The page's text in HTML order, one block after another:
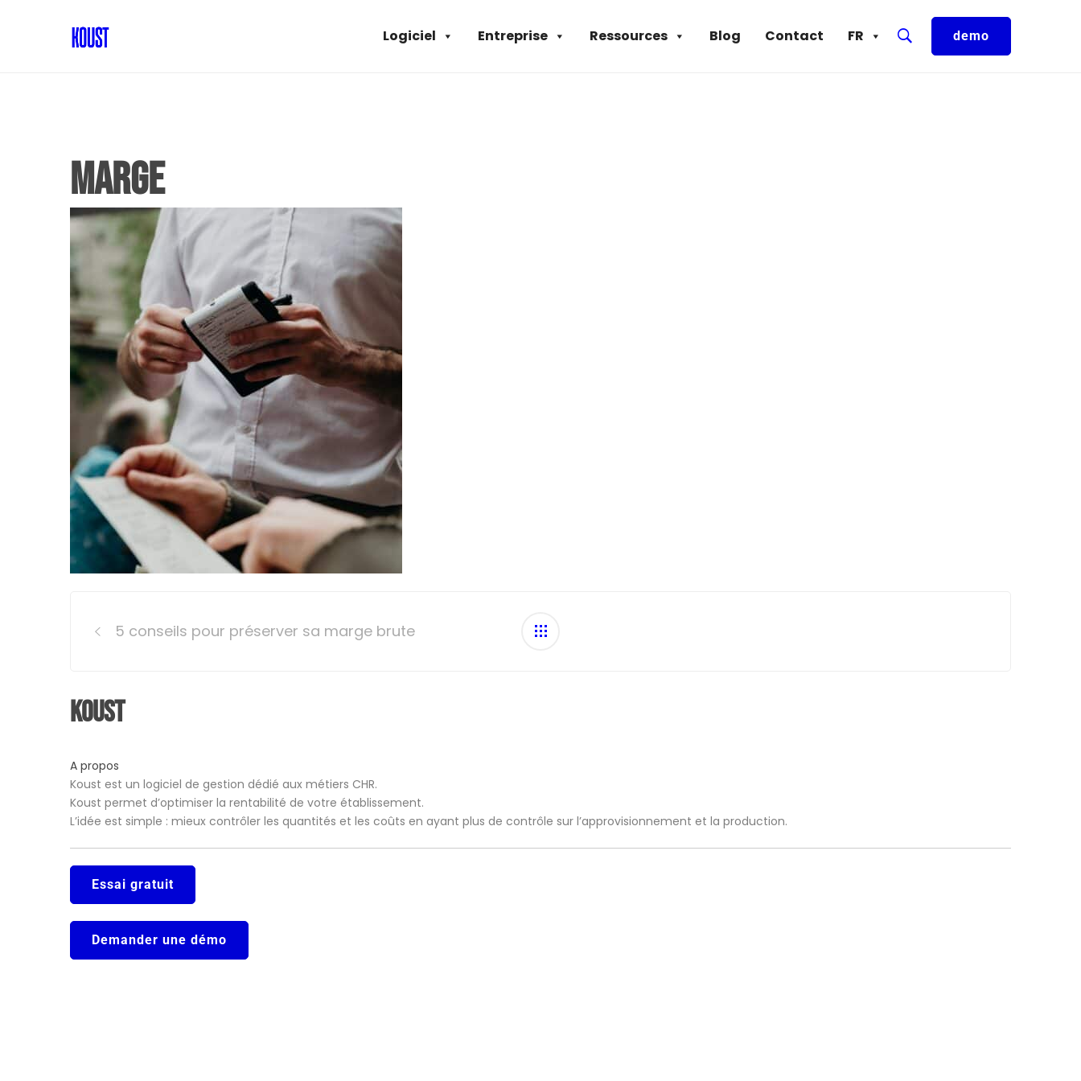
FR
Contact
Blog
Ressources
Entreprise
Logiciel demo
marge
navigation
5 conseils pour préserver sa marge brute
Koust
A propos
Koust est un logiciel de gestion dédié aux métiers CHR.
Koust permet d’optimiser la rentabilité de votre établissement.
L’idée est simple : mieux contrôler les quantités et les coûts en ayant plus de contrôle sur l’approvisionnement et la production.
Essai gratuit
Demander une démo